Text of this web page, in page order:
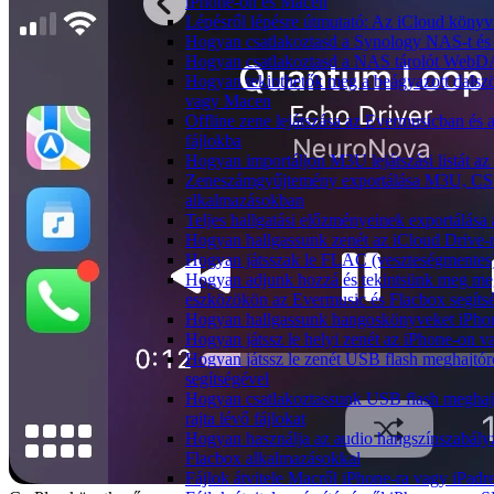
Lépésről lépésre útmutató: Az iCloud
Hogyan csatlakoztasd a Synology NAS-t
Hogyan csatlakoztasd a NAS tárolót
Hogyan tekinthetők meg a beágyazott
vagy Macen
Offline zene lejátszása az Evermusicban
fájlokba
Hogyan importáljon M3U lejátszási listát az
Zeneszámgyűjtemény exportálása M3U,
alkalmazásokban
Teljes hallgatási előzményeinek
Hogyan hallgassunk zenét az iCloud
Hogyan játsszak le FLAC
Hogyan adjunk hozzá és tekintsünk meg
eszközökön az Evermusic és Flacbox
Hogyan hallgassunk hangoskönyveket
Hogyan játssz le helyi zenét az iPhone-on
Hogyan játssz le zenét USB flash
segítségével
Hogyan csatlakoztassunk USB flash
rajta lévő fájlokat
Hogyan használja az audio
Flacbox alkalmazásokkal
Fájlok átvitele Macről iPhone-ra vagy